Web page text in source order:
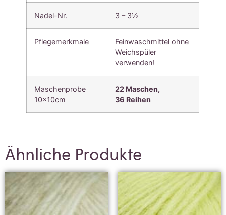
Nadel-Nr. 3 – 3½
Pflegemerkmale
Feinwaschmittel ohne
Weichspüler
verwenden!
Maschenprobe
10x10cm
22 Maschen,
36 Reihen
Ähnliche Produkte